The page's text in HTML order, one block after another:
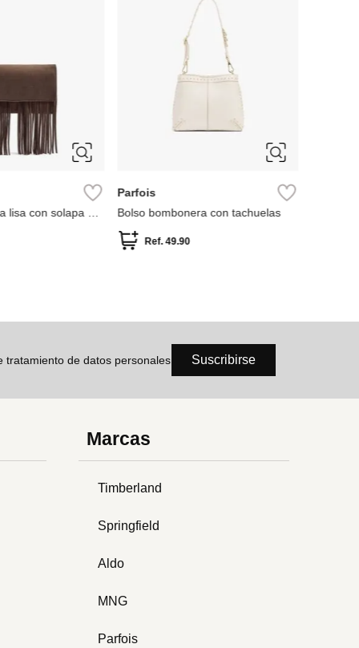
lisa con solapa y
Parfois
Bolso bombonera con tachuelas
Ref.49.90
tratamiento de datos personales Suscribirse
Marcas
Timberland
Springfield
Aldo
MNG
Parfois